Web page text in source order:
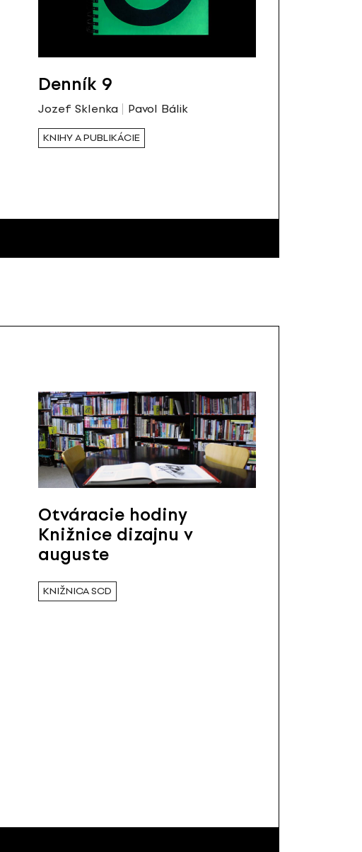
Denník 9
Jozef Sklenka Pavol Bálik
KNIHY A PUBLIKÁCIE
Otváracie hodiny
Knižnice dizajnu v
auguste
KNIŽNICA SCD